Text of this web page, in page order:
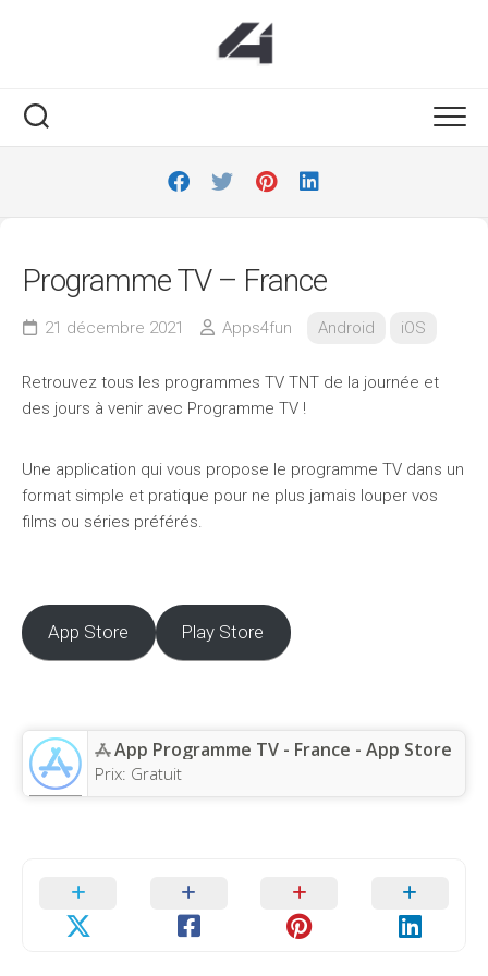
Programme TV – France
21 décembre 2021 Apps4fun Android iOS
Retrouvez tous les programmes TV TNT de la journée et
des jours à venir avec Programme TV !
Une application qui vous propose le programme TV dans un
format simple et pratique pour ne plus jamais louper vos
films ou séries préférés.
App Store Play Store
App Programme TV - France - App Store
Prix: Gratuit